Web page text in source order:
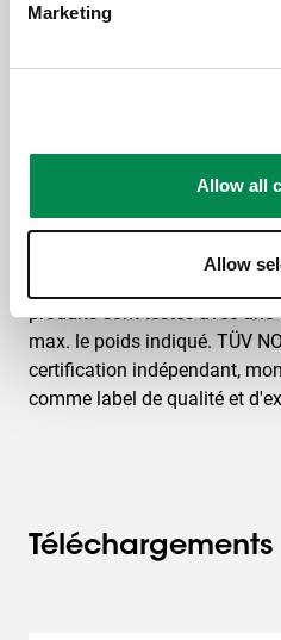
Marketing
Allow all
Allow
Certifié tuv
Ce produit a passé des tests
produits sont testés avec
max. le poids indiqué. TÜV
certification indépendant,
comme label de qualité et
Téléchargements